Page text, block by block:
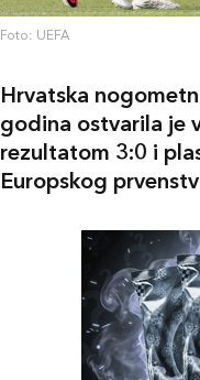
Foto: UEFA
Hrvatska
godina ostvarila je
rezultatom 3:0 i
Europskog